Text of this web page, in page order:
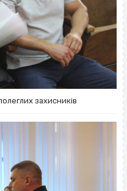
захисників